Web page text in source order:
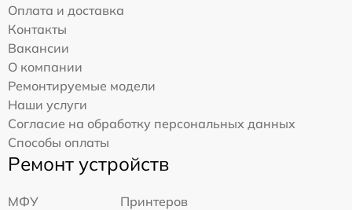
Оплата и доставка
Контакты
Вакансии
О компании
Ремонтируемые модели
Наши услуги
Согласие на обработку персональных данных
Способы оплаты
Ремонт устройств
МФУ
Принтеров